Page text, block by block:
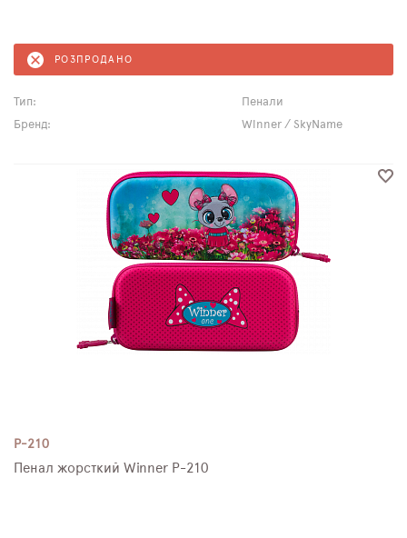
РОЗПРОДАНО
Тип:
Пенали
Бренд:
Winner / SkyName
P-210
Пенал жорсткий Winner P-210